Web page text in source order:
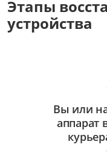
от 3 500 ₽
Восстановление
Этапы
устройства
Вы или
аппарат